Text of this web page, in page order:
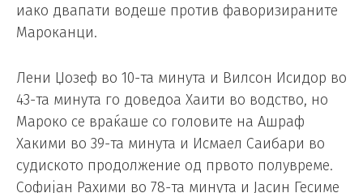
иако двапати водеше против фаворизираните
Мароканци.
Лени Џозеф во 10-та минута и Вилсон Исидор во
43-та минута го доведоа Хаити во водство, но
Мароко се враќаше со головите на Ашраф
Хакими во 39-та минута и Исмаел Саибари во
судиското продолжение од првото полувреме.
Софијан Рахими во 78-та минута и Јасин Гесиме